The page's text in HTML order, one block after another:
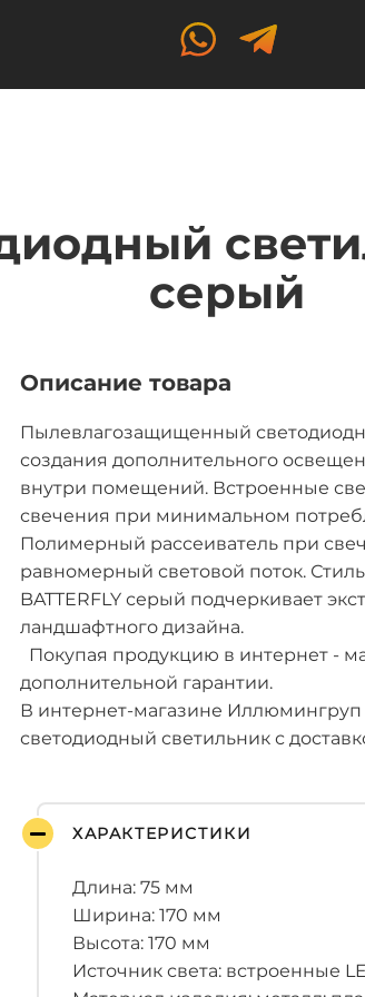
серый
Описание товара
Пылевлагозащищенный
создания дополнительного
внутри помещений. Встроенные
свечения при минимальном
Полимерный рассеиватель при
равномерный световой поток.
BATTERFLY серый подчеркивает
ландшафтного дизайна.
Покупая продукцию в интернет -
дополнительной гарантии.
В интернет-магазине
светодиодный светильник с
ХАРАКТЕРИСТИКИ
Длина: 75 мм
Ширина: 170 мм
Высота: 170 мм
Источник света: встроенные